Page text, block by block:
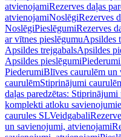
atvienojamiRezerves daļas
atvienojamiNoslēgiRezerves
NoslēgiPieslēgumiRezerves
ar vītnes pieslēgumuApsildes
Apsildes trejgabalsApsildes
Apsildes pieslēgumiPiederumi
PiederumiBlīves caurulēm un
caurulēmStiprinājumi
daļas paredzētas:
komplekti atloku
caurules SLVeidgabali
un savienojumi, atvienojami